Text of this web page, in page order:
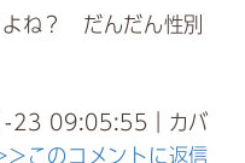
よね？ だんだん性別
09:05:55｜カバ
このコメントに返信